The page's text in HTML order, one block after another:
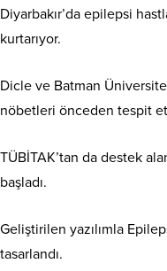
Diyarbakır’da epilepsi
kurtarıyor.
Dicle ve Batman
nöbetleri önceden tespit
TÜBİTAK’tan da destek
başladı.
Geliştirilen yazılımla
tasarlandı.